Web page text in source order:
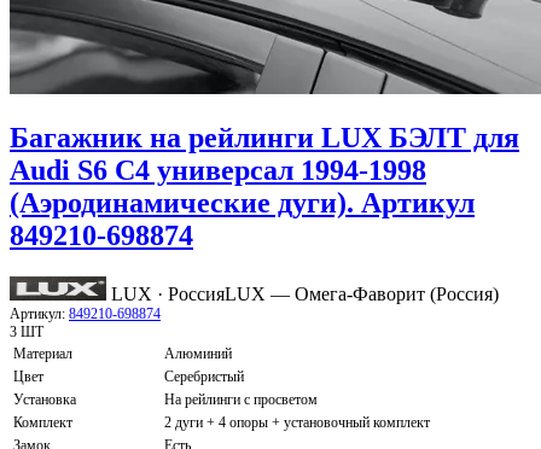
Багажник на рейлинги LUX БЭЛТ для
Audi S6 C4 универсал 1994-1998
(Аэродинамические дуги). Артикул
849210-698874
LUX · РоссияLUX — Омега-Фаворит (Россия)
Артикул: 849210-698874
3 ШТ
Материал
Алюминий
Цвет
Серебристый
Установка
На рейлинги с просветом
Комплект
2 дуги + 4 опоры + установочный комплект